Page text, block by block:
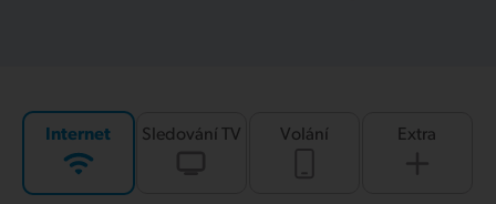
Internet Sledování TV Volání Extra